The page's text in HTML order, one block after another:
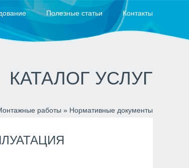
Полезные статьи Контакты
КАТАЛОГ УСЛУГ
работы » Нормативные документы